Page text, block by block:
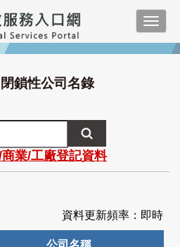
閉鎖性公司名錄
商業/工廠登記資料
資料更新頻率：即時
公司名稱